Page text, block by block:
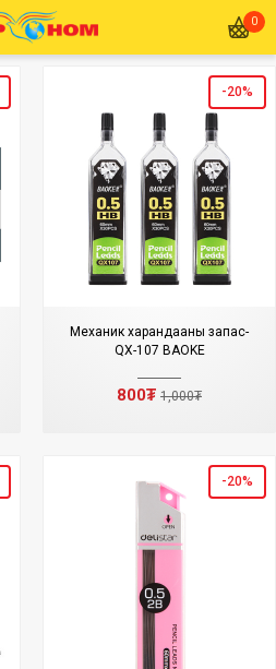
0
-20%
Механик харандааны запас-
QX-107 BAOKE
800₮ 1,000₮
-20%